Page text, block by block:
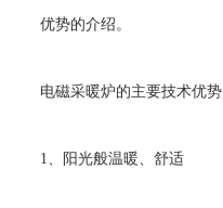
优势的介绍。
电磁采暖炉的主要技术优势
1、阳光般温暖、舒适